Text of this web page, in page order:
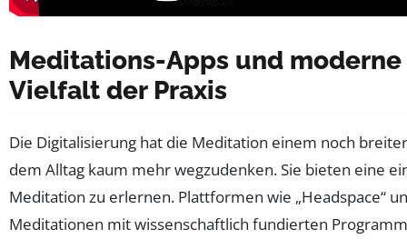
Meditations-Apps und
Vielfalt der Praxis
Die Digitalisierung hat die Meditation einem noch
dem Alltag kaum mehr wegzudenken. Sie bieten eine
Meditation zu erlernen. Plattformen wie „Headspace“
Meditationen mit wissenschaftlich fundierten